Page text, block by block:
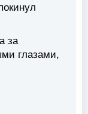
за
глазами,